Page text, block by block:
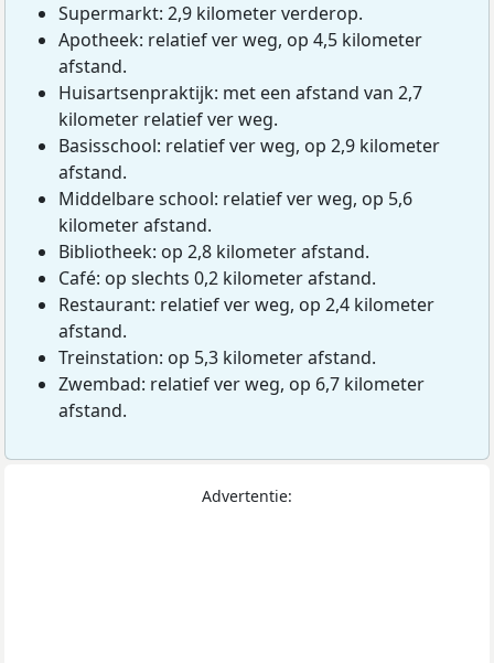
Supermarkt: 2,9 kilometer verderop.
Apotheek: relatief ver weg, op 4,5 kilometer
afstand.
Huisartsenpraktijk: met een afstand van 2,7
kilometer relatief ver weg.
Basisschool: relatief ver weg, op 2,9 kilometer
afstand.
Middelbare school: relatief ver weg, op 5,6
kilometer afstand.
Bibliotheek: op 2,8 kilometer afstand.
Café: op slechts 0,2 kilometer afstand.
Restaurant: relatief ver weg, op 2,4 kilometer
afstand.
Treinstation: op 5,3 kilometer afstand.
Zwembad: relatief ver weg, op 6,7 kilometer
afstand.
Advertentie: